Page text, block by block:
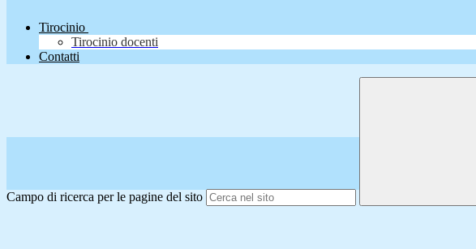
Tirocinio
Tirocinio docenti
Contatti
Campo di ricerca per le pagine del sito